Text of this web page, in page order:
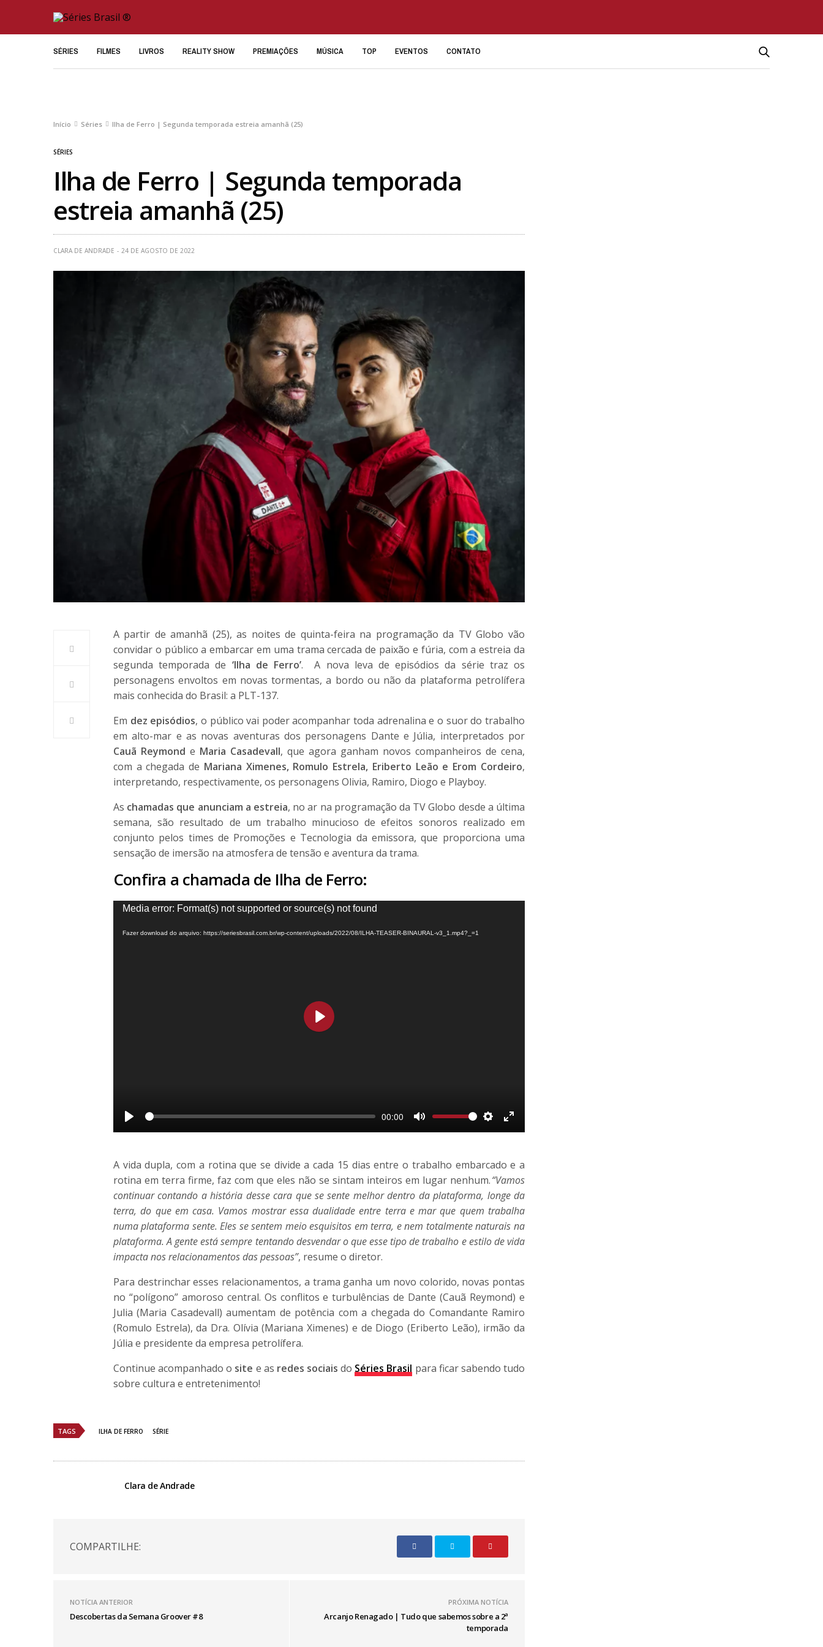
SÉRIES FILMES LIVROS REALITY SHOW PREMIAÇÕES MÚSICA TOP EVENTOS CONTATO
Início Séries Ilha de Ferro | Segunda temporada estreia amanhã (25)
SÉRIES
Ilha de Ferro | Segunda temporada
estreia amanhã (25)
CLARA DE ANDRADE 24 DE AGOSTO DE 2022
A partir de amanhã (25), as noites de quinta-feira na programação da TV Globo vão
convidar o público a embarcar em uma trama cercada de paixão e fúria, com a estreia da
segunda temporada de ‘Ilha de Ferro’. A nova leva de episódios da série traz os
personagens envoltos em novas tormentas, a bordo ou não da plataforma petrolífera
mais conhecida do Brasil: a PLT-137.
Em dez episódios, o público vai poder acompanhar toda adrenalina e o suor do trabalho
em alto-mar e as novas aventuras dos personagens Dante e Júlia, interpretados por
Cauã Reymond e Maria Casadevall, que agora ganham novos companheiros de cena,
com a chegada de Mariana Ximenes, Romulo Estrela, Eriberto Leão e Erom Cordeiro,
interpretando, respectivamente, os personagens Olivia, Ramiro, Diogo e Playboy.
As chamadas que anunciam a estreia, no ar na programação da TV Globo desde a última
semana, são resultado de um trabalho minucioso de efeitos sonoros realizado em
conjunto pelos times de Promoções e Tecnologia da emissora, que proporciona uma
sensação de imersão na atmosfera de tensão e aventura da trama.
Confira a chamada de Ilha de Ferro:
Play
00:00
Mute Settings
Enter
Tocador
Media error: Format(s) not supported or source(s) not found
Fazer download do arquivo: https://seriesbrasil.com.br/wp-content/uploads/2022/08/ILHA-TEASER-BINAURAL-v3_1.mp4?_=1
Play
A vida dupla, com a rotina que se divide a cada 15 dias entre o trabalho embarcado e a
rotina em terra firme, faz com que eles não se sintam inteiros em lugar nenhum.“Vamos
continuar contando a história desse cara que se sente melhor dentro da plataforma, longe da
terra, do que em casa. Vamos mostrar essa dualidade entre terra e mar que quem trabalha
numa plataforma sente. Eles se sentem meio esquisitos em terra, e nem totalmente naturais na
plataforma. A gente está sempre tentando desvendar o que esse tipo de trabalho e estilo de vida
impacta nos relacionamentos das pessoas”, resume o diretor.
Para destrinchar esses relacionamentos, a trama ganha um novo colorido, novas pontas
no “polígono” amoroso central. Os conflitos e turbulências de Dante (Cauã Reymond) e
Julia (Maria Casadevall) aumentam de potência com a chegada do Comandante Ramiro
(Romulo Estrela), da Dra. Olívia (Mariana Ximenes) e de Diogo (Eriberto Leão), irmão da
Júlia e presidente da empresa petrolífera.
Continue acompanhado o site e as redes sociais do Séries Brasil para ficar sabendo tudo
sobre cultura e entretenimento!
TAGS ILHA DE FERRO SÉRIE
Clara de Andrade
COMPARTILHE:
NOTÍCIA ANTERIOR
Descobertas da Semana Groover #8
PRÓXIMA NOTÍCIA
Arcanjo Renagado | Tudo que sabemos sobre a 2ª
temporada